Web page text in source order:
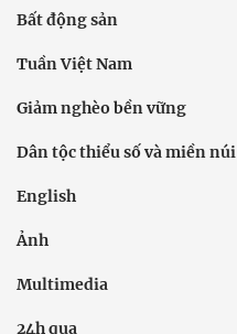
Bất động sản
Tuần Việt Nam
Giảm nghèo bền vững
Dân tộc thiểu số và miền núi
English
Ảnh
Multimedia
24h qua